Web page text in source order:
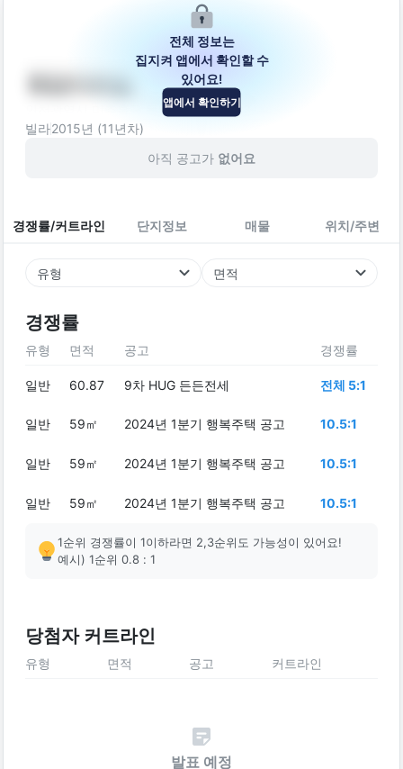
인천광역시 미추홀구 독배로462번길 23
빌라2015년 (11년차)
아직 공고가 없어요
경쟁률/커트라인 단지정보 매물 위치/주변
유형 면적
경쟁률
전체 정보는
집지켜 앱에서 확인할 수
있어요!
앱에서 확인하기
유형 면적 공고 경쟁률
일반 60.87 9차 HUG 든든전세 전체 5:1
일반 59㎡ 2024년 1분기 행복주택 공고 10.5:1
일반 59㎡ 2024년 1분기 행복주택 공고 10.5:1
일반 59㎡ 2024년 1분기 행복주택 공고 10.5:1
1순위 경쟁률이 1이하라면 2,3순위도 가능성이 있어요!
예시) 1순위 0.8 : 1
당첨자 커트라인
유형 면적 공고 커트라인
발표 예정